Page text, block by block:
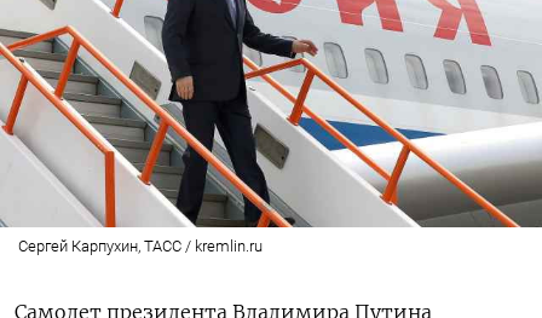
Сергей Карпухин, ТАСС / kremlin.ru
Самолет президента Владимира Путина